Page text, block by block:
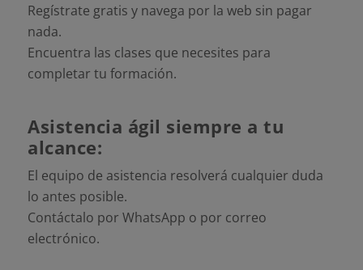
Regístrate gratis y navega por la web sin pagar
nada.
Encuentra las clases que necesites para
completar tu formación.
Asistencia ágil siempre a tu
alcance:
El equipo de asistencia resolverá cualquier duda
lo antes posible.
Contáctalo por WhatsApp o por correo
electrónico.